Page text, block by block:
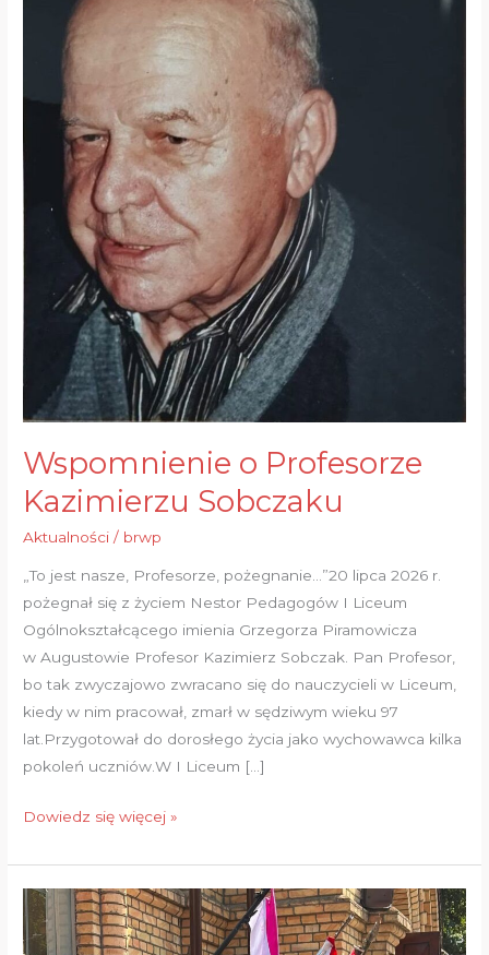
Wspomnienie o Profesorze
Kazimierzu Sobczaku
Aktualności / brwp
„To jest nasze, Profesorze, pożegnanie…”20 lipca 2026 r.
pożegnał się z życiem Nestor Pedagogów I Liceum
Ogólnokształcącego imienia Grzegorza Piramowicza
w Augustowie Profesor Kazimierz Sobczak. Pan Profesor,
bo tak zwyczajowo zwracano się do nauczycieli w Liceum,
kiedy w nim pracował, zmarł w sędziwym wieku 97
lat.Przygotował do dorosłego życia jako wychowawca kilka
pokoleń uczniów.W I Liceum […]
Dowiedz się więcej »
Święto